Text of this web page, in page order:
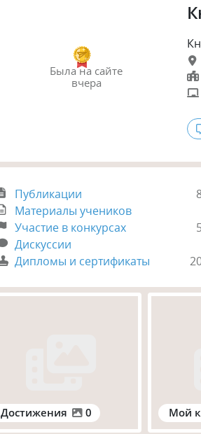
Былана сайте
вчера
Публикации
Материалы учеников
Участие в конкурсах
Дискуссии
Дипломы и сертификаты
Достижения 0 Мой